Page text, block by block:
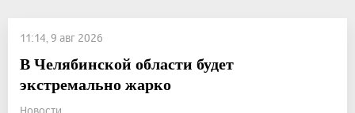
11:14, 9 авг 2026
В Челябинской области будет
экстремально жарко